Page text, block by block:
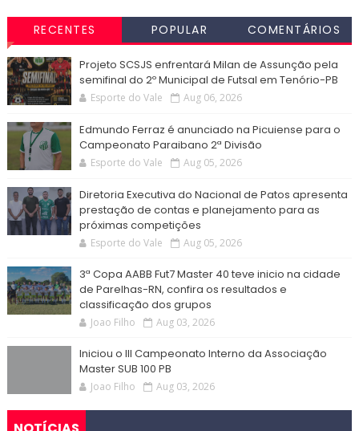
RECENTES POPULAR COMENTÁRIOS
Projeto SCSJS enfrentará Milan de Assunção pela
semifinal do 2º Municipal de Futsal em Tenório-PB
Esporte do Vale Aug 06, 2026
Edmundo Ferraz é anunciado na Picuiense para o
Campeonato Paraibano 2ª Divisão
Esporte do Vale Aug 05, 2026
Diretoria Executiva do Nacional de Patos apresenta
prestação de contas e planejamento para as
próximas competições
Esporte do Vale Aug 05, 2026
3ª Copa AABB Fut7 Master 40 teve inicio na cidade
de Parelhas-RN, confira os resultados e
classificação dos grupos
Joao Filho Aug 03, 2026
Iniciou o III Campeonato Interno da Associação
Master SUB 100 PB
Joao Filho Aug 03, 2026